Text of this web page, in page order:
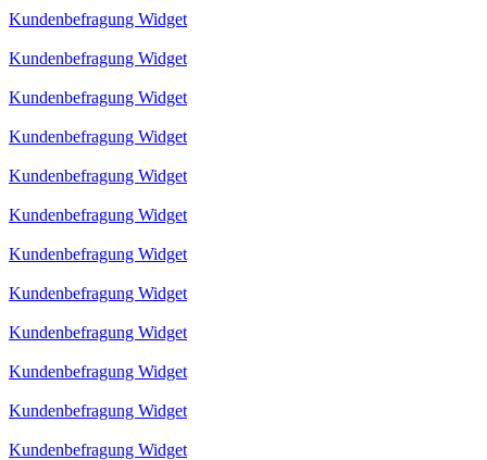
Kundenbefragung Widget
Kundenbefragung Widget
Kundenbefragung Widget
Kundenbefragung Widget
Kundenbefragung Widget
Kundenbefragung Widget
Kundenbefragung Widget
Kundenbefragung Widget
Kundenbefragung Widget
Kundenbefragung Widget
Kundenbefragung Widget
Kundenbefragung Widget